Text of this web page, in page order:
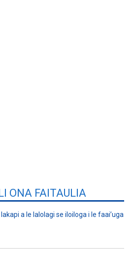
ONA FAITAULIA
a le lalolagi se iloiloga i le faai’uga